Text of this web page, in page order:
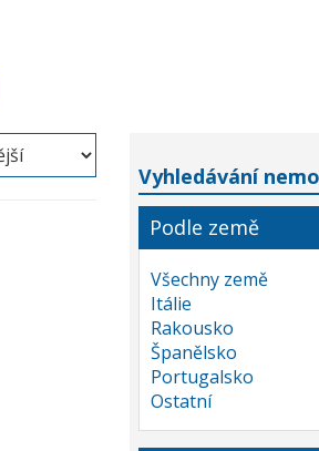
Vyhledávání
Podle země
Všechny země
Itálie
Rakousko
Španělsko
Portugalsko
Ostatní